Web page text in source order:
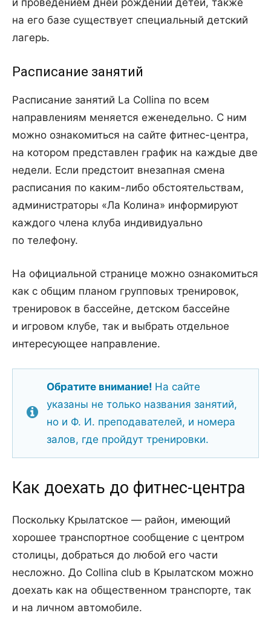
на его базе существует специальный детский
лагерь.
Расписание занятий
Расписание занятий La Collina по всем
направлениям меняется еженедельно. С ним
можно ознакомиться на сайте фитнес-центра,
на котором представлен график на каждые две
недели. Если предстоит внезапная смена
расписания по каким-либо обстоятельствам,
администраторы «Ла Колина» информируют
каждого члена клуба индивидуально
по телефону.
На официальной странице можно ознакомиться
как с общим планом групповых тренировок,
тренировок в бассейне, детском бассейне
и игровом клубе, так и выбрать отдельное
интересующее направление.
Обратите внимание! На сайте
указаны не только названия занятий,
но и Ф. И. преподавателей, и номера
залов, где пройдут тренировки.
Как доехать до фитнес-центра
Поскольку Крылатское — район, имеющий
хорошее транспортное сообщение с центром
столицы, добраться до любой его части
несложно. До Collina club в Крылатском можно
доехать как на общественном транспорте, так
и на личном автомобиле.